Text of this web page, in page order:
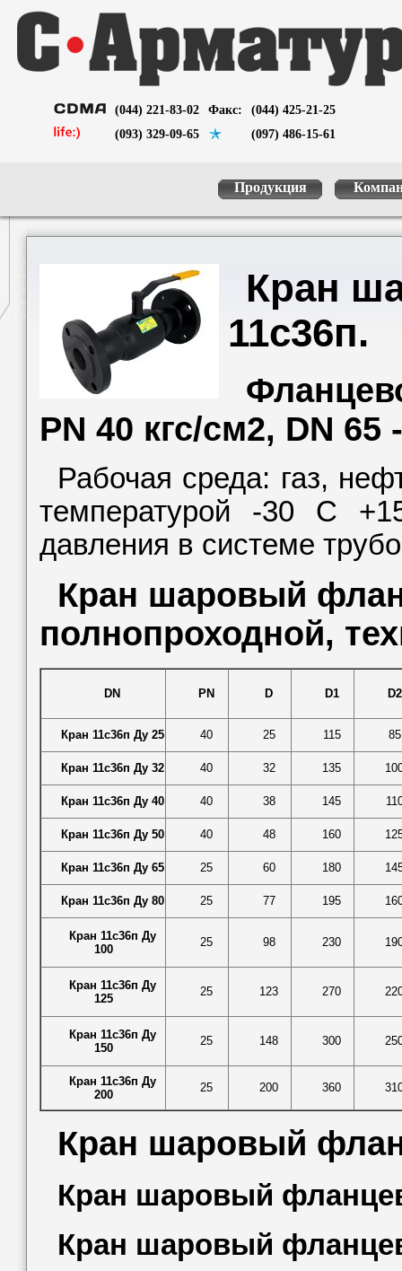
(044) 221-83-02 Факс:
(044) 425-21-25
(093) 329-09-65
(097) 486-15-61
Продукция
Кран
11с36п.
PN 40 кгс/см2, DN 65
Рабочая среда: газ,
температурой -30 С
давления в системе
Кран шаровый
полнопроходной,
DN PN D D1 D2
Кран 11с36п Ду 25 40 25 115 85
Кран 11с36п Ду 32 40 32 135
Кран 11с36п Ду 40 40 38 145
Кран 11с36п Ду 50 40 48 160
Кран 11с36п Ду 65 25 60 180
Кран 11с36п Ду 80 25 77 195
Кран 11с36п Ду
100
25 98 230
Кран 11с36п Ду
125
25 123 270
Кран 11с36п Ду
150
25 148 300
Кран 11с36п Ду
200
25 200 360
Кран шаровый
Кран шаровый
Кран шаровый